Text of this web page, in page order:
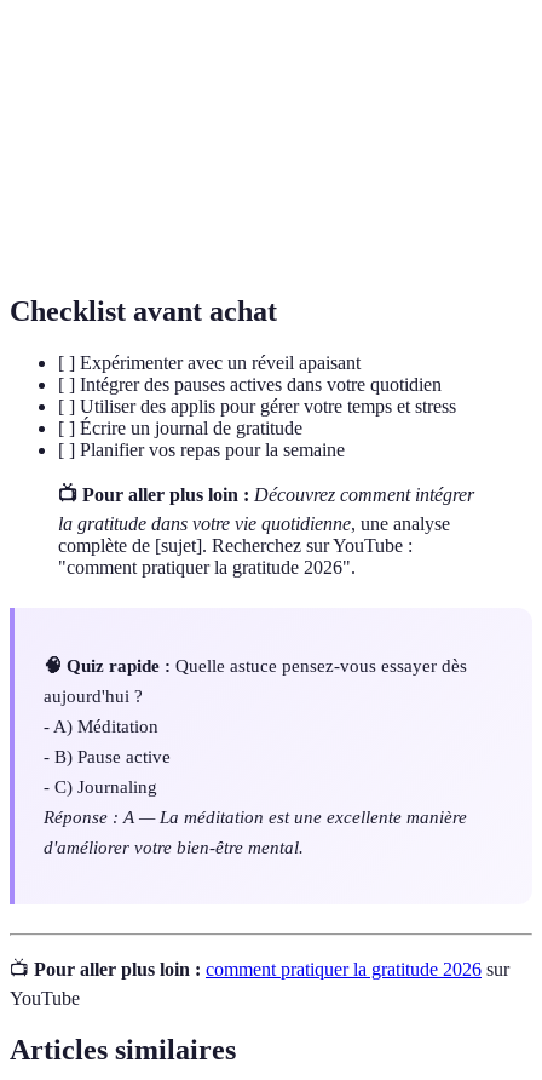
Checklist avant achat
[ ] Expérimenter avec un réveil apaisant
[ ] Intégrer des pauses actives dans votre quotidien
[ ] Utiliser des applis pour gérer votre temps et stress
[ ] Écrire un journal de gratitude
[ ] Planifier vos repas pour la semaine
📺 Pour aller plus loin : Découvrez comment intégrer
la gratitude dans votre vie quotidienne, une analyse
complète de [sujet]. Recherchez sur YouTube :
"comment pratiquer la gratitude 2026".
🧠 Quiz rapide : Quelle astuce pensez-vous essayer dès
aujourd'hui ?
- A) Méditation
- B) Pause active
- C) Journaling
Réponse : A — La méditation est une excellente manière
d'améliorer votre bien-être mental.
📺 Pour aller plus loin : comment pratiquer la gratitude 2026 sur
YouTube
Articles similaires